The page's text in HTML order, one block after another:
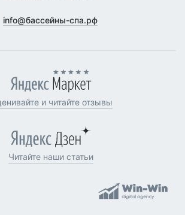
info@бассейны-спа.рф
и читайте отзывы
Читайте наши статьи